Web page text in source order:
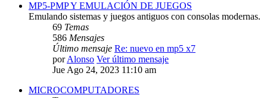
MP5-PMP Y EMULACIÓN DE JUEGOS
Emulando sistemas y juegos antiguos con consolas modernas.
69 Temas
586 Mensajes
Último mensaje Re: nuevo en mp5 x7
porAlonso Ver último mensaje
Jue Ago 24, 2023 11:10 am
MICROCOMPUTADORES